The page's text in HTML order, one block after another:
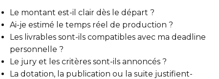
Le montant est-il clair dès le départ ?
Ai-je estimé le temps réel de production ?
Les livrables sont-ils compatibles avec ma deadline
personnelle ?
Le jury et les critères sont-ils annoncés ?
La dotation, la publication ou la suite justifient-